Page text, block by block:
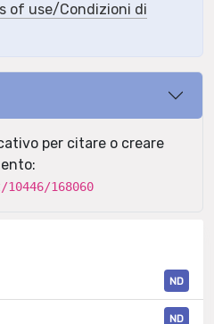
of use/Condizioni di
per citare o creare
168060
ND
ND